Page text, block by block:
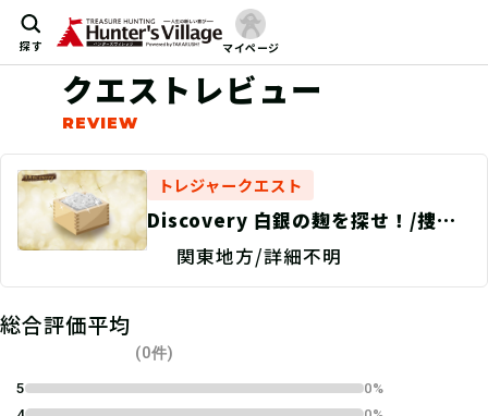
探す マイページ
クエストレビュー
トレジャークエスト
Discovery 白銀の麹を探せ！/捜索
地点特定
関東地方/詳細不明
総合評価平均
(0件)
5
0%